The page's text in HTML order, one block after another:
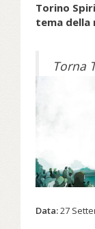
Torino
tema della
Torna
In
tema
per
Data:27